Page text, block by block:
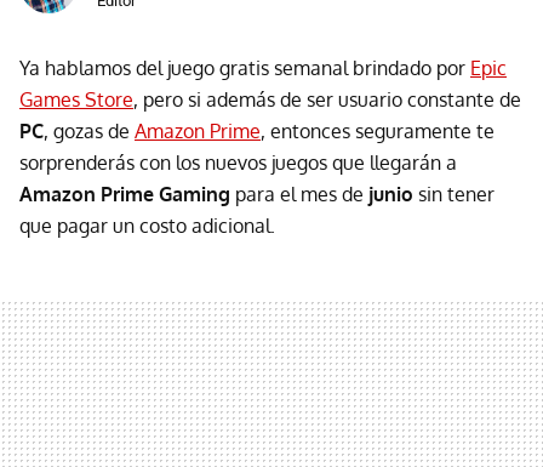
Ya hablamos del juego gratis semanal brindado por Epic
Games Store, pero si además de ser usuario constante de
PC, gozas de Amazon Prime, entonces seguramente te
sorprenderás con los nuevos juegos que llegarán a
Amazon Prime Gaming para el mes de junio sin tener
que pagar un costo adicional.